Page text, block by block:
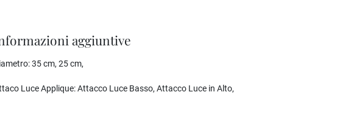
aggiuntive
35 cm, 25 cm,
Luce Applique:Attacco Luce Basso, Attacco Luce in Alto,